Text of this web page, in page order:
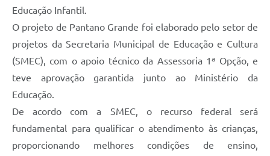
Educação Infantil.
O projeto de Pantano Grande foi elaborado pelo setor de
projetos da Secretaria Municipal de Educação e Cultura
(SMEC), com o apoio técnico da Assessoria 1ª Opção, e
teve aprovação garantida junto ao Ministério da
Educação.
De acordo com a SMEC, o recurso federal será
fundamental para qualificar o atendimento às crianças,
proporcionando melhores condições de ensino,